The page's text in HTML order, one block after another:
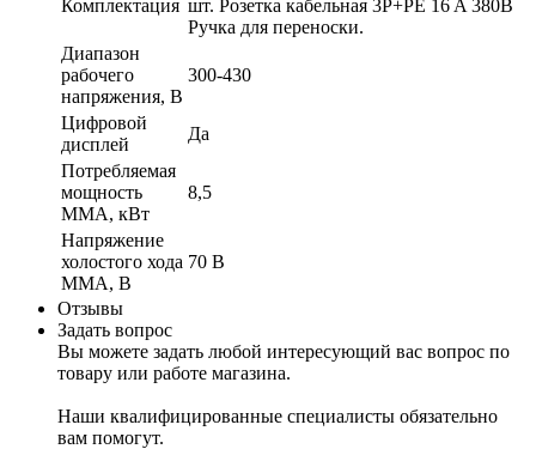
Комплектация шт. Розетка кабельная 3P+PE 16 A 380В
Ручка для переноски.
Диапазон
рабочего
напряжения, В
300-430
Цифровой
дисплей
Да
Потребляемая
мощность
MMA, кВт
8,5
Напряжение
холостого хода
MMA, В
70 В
Отзывы
Задать вопрос
Вы можете задать любой интересующий вас вопрос по
товару или работе магазина.
Наши квалифицированные специалисты обязательно
вам помогут.